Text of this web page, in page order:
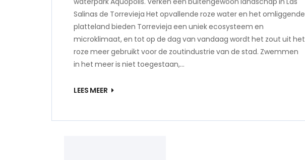
Salinas de Torrevieja Het opvallende roze water en het omliggende
platteland bieden Torrevieja een uniek ecosysteem en
microklimaat, en tot op de dag van vandaag wordt het zout uit het
roze meer gebruikt voor de zoutindustrie van de stad. Zwemmen
in het meer is niet toegestaan,…
LEES MEER